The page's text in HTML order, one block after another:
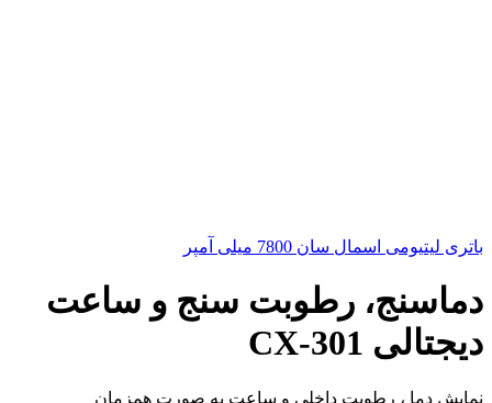
باتری لیتیومی اسمال سان 7800 میلی آمپر
دماسنج، رطوبت سنج و ساعت
دیجتالی CX-301
نمایش دما ، رطوبت داخلی و ساعت به صورت همزمان